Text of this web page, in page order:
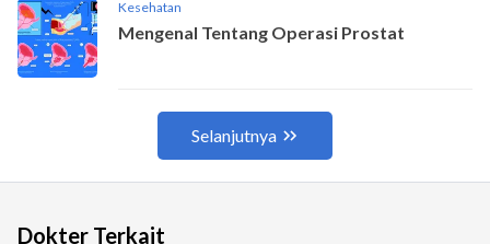
Dokter Terkait